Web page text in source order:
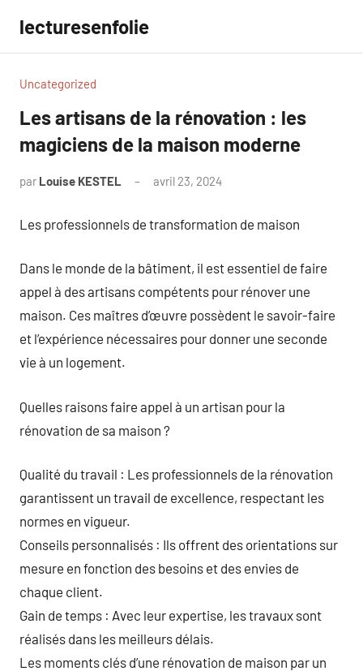
contenu
lecturesenfolie
Uncategorized
Les artisans de la rénovation : les
magiciens de la maison moderne
par Louise KESTEL avril 23, 2024
Les professionnels de transformation de maison
Dans le monde de la bâtiment, il est essentiel de faire
appel à des artisans compétents pour rénover une
maison. Ces maîtres d’œuvre possèdent le savoir-faire
et l’expérience nécessaires pour donner une seconde
vie à un logement.
Quelles raisons faire appel à un artisan pour la
rénovation de sa maison ?
Qualité du travail : Les professionnels de la rénovation
garantissent un travail de excellence, respectant les
normes en vigueur.
Conseils personnalisés : Ils offrent des orientations sur
mesure en fonction des besoins et des envies de
chaque client.
Gain de temps : Avec leur expertise, les travaux sont
réalisés dans les meilleurs délais.
Les moments clés d’une rénovation de maison par un